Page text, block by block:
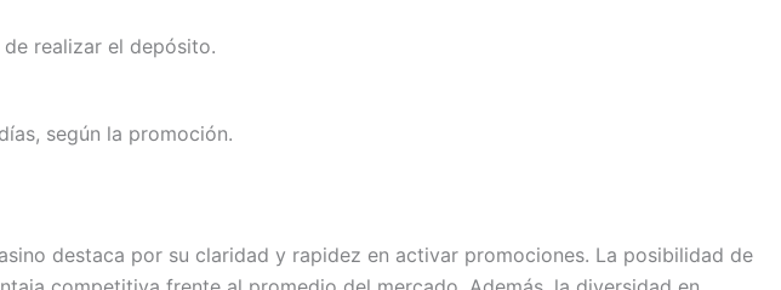
realizar el depósito.
según la promoción.
destaca por su claridad y rapidez en activar promociones. La posibilidad de